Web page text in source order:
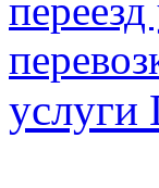
услуги